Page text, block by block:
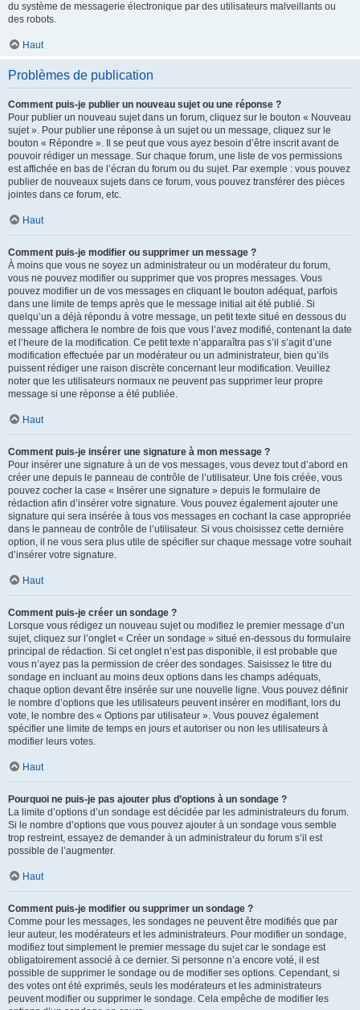
du système de messagerie électronique par des utilisateurs malveillants ou
des robots.
Haut
Problèmes de publication
Comment puis-je publier un nouveau sujet ou une réponse ?
Pour publier un nouveau sujet dans un forum, cliquez sur le bouton « Nouveau
sujet ». Pour publier une réponse à un sujet ou un message, cliquez sur le
bouton « Répondre ». Il se peut que vous ayez besoin d’être inscrit avant de
pouvoir rédiger un message. Sur chaque forum, une liste de vos permissions
est affichée en bas de l’écran du forum ou du sujet. Par exemple : vous pouvez
publier de nouveaux sujets dans ce forum, vous pouvez transférer des pièces
jointes dans ce forum, etc.
Haut
Comment puis-je modifier ou supprimer un message ?
À moins que vous ne soyez un administrateur ou un modérateur du forum,
vous ne pouvez modifier ou supprimer que vos propres messages. Vous
pouvez modifier un de vos messages en cliquant le bouton adéquat, parfois
dans une limite de temps après que le message initial ait été publié. Si
quelqu’un a déjà répondu à votre message, un petit texte situé en dessous du
message affichera le nombre de fois que vous l’avez modifié, contenant la date
et l’heure de la modification. Ce petit texte n’apparaîtra pas s’il s’agit d’une
modification effectuée par un modérateur ou un administrateur, bien qu’ils
puissent rédiger une raison discrète concernant leur modification. Veuillez
noter que les utilisateurs normaux ne peuvent pas supprimer leur propre
message si une réponse a été publiée.
Haut
Comment puis-je insérer une signature à mon message ?
Pour insérer une signature à un de vos messages, vous devez tout d’abord en
créer une depuis le panneau de contrôle de l’utilisateur. Une fois créée, vous
pouvez cocher la case « Insérer une signature » depuis le formulaire de
rédaction afin d’insérer votre signature. Vous pouvez également ajouter une
signature qui sera insérée à tous vos messages en cochant la case appropriée
dans le panneau de contrôle de l’utilisateur. Si vous choisissez cette dernière
option, il ne vous sera plus utile de spécifier sur chaque message votre souhait
d’insérer votre signature.
Haut
Comment puis-je créer un sondage ?
Lorsque vous rédigez un nouveau sujet ou modifiez le premier message d’un
sujet, cliquez sur l’onglet « Créer un sondage » situé en-dessous du formulaire
principal de rédaction. Si cet onglet n’est pas disponible, il est probable que
vous n’ayez pas la permission de créer des sondages. Saisissez le titre du
sondage en incluant au moins deux options dans les champs adéquats,
chaque option devant être insérée sur une nouvelle ligne. Vous pouvez définir
le nombre d’options que les utilisateurs peuvent insérer en modifiant, lors du
vote, le nombre des « Options par utilisateur ». Vous pouvez également
spécifier une limite de temps en jours et autoriser ou non les utilisateurs à
modifier leurs votes.
Haut
Pourquoi ne puis-je pas ajouter plus d’options à un sondage ?
La limite d’options d’un sondage est décidée par les administrateurs du forum.
Si le nombre d’options que vous pouvez ajouter à un sondage vous semble
trop restreint, essayez de demander à un administrateur du forum s’il est
possible de l’augmenter.
Haut
Comment puis-je modifier ou supprimer un sondage ?
Comme pour les messages, les sondages ne peuvent être modifiés que par
leur auteur, les modérateurs et les administrateurs. Pour modifier un sondage,
modifiez tout simplement le premier message du sujet car le sondage est
obligatoirement associé à ce dernier. Si personne n’a encore voté, il est
possible de supprimer le sondage ou de modifier ses options. Cependant, si
des votes ont été exprimés, seuls les modérateurs et les administrateurs
peuvent modifier ou supprimer le sondage. Cela empêche de modifier les